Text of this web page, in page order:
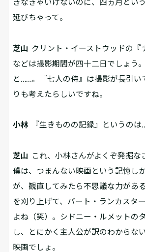
延びちゃって。
芝山 クリント・イーストウッドの『
などは撮影期間が四十二日でしょう
と……。『七人の侍』は撮影が長引い
りも考えたらしいですね。
小林 『生きものの記録』というのは
芝山 これ、小林さんがよくぞ発掘な
僕は、つまんない映画という記憶し
が、観直してみたら不思議な力があ
を刈り上げて、バート・ランカスタ
よね（笑）。シドニー・ルメットの
し、とにかく主人公が訳のわからな
映画でしょ。